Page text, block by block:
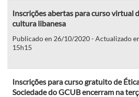
Inscrições abertas para curso virtual
cultura libanesa
Publicado en 26/10/2020 - Actualizado
15h15
Inscrições para curso gratuito de
Sociedade do GCUB encerram na